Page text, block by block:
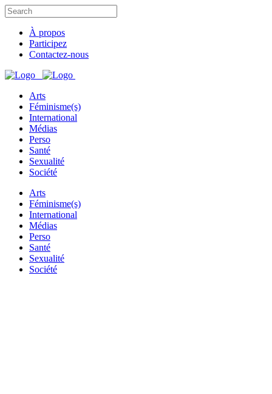
À propos
Participez
Contactez-nous
Arts
Féminisme(s)
International
Médias
Perso
Santé
Sexualité
Société
Arts
Féminisme(s)
International
Médias
Perso
Santé
Sexualité
Société